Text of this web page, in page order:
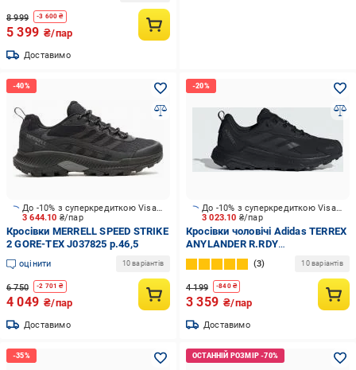
8 999 -3 600 ₴
5 399 ₴/пар
Доставимо
3 644.10 ₴/пар
До -10% з суперкредиткою Visa Вигода
Кросівки MERRELL SPEED STRIKE
2 GORE-TEX J037825 р.46,5
оцінити 10 варіантів
6 750 -2 701 ₴
4 049 ₴/пар
Доставимо
3 023.10 ₴/пар
До -10% з суперкредиткою Visa Вигода
Кросівки чоловічі Adidas TERREX
ANYLANDER R.RDY
CBLACK/CBLACK/GREFOU
ID0901 р.42 2/3 чорні
3 10 варіантів
4 199 -840₴
3 359 ₴/пар
Доставимо